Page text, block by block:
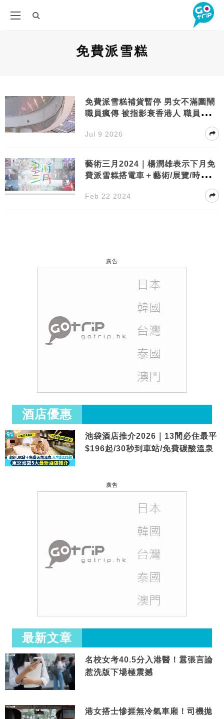
免費派雪糕
免費派雪糕補貨暫停 男女不滿圍鬧
職員瘋傳 被指影衰香港人 職員做法
Jul 9 2026
藝術三月2024｜楊潤雄表示下月免
費派雪糕搭電車＋藝術/展覽/時裝活
Feb 22 2024
廣告
酒店優惠
池袋酒店推介2026｜13間必住最平
$196起/30秒到車站/免費碳酸溫泉
廣告
最新文章
名校女考40.5分入港醫！囂張言論
惹洗版下場極震撼
港女搭士慘捱無冷氣車廂！司機拋